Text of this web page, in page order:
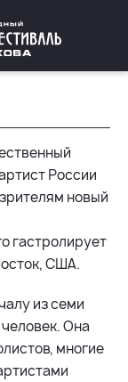
России
новый
гастролирует
США.
из семи
Она
многие